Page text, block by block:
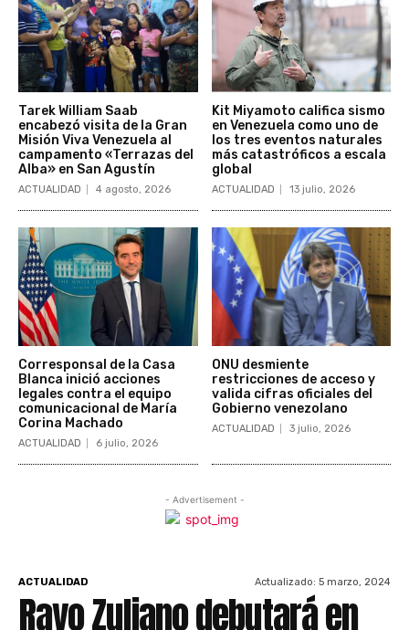
Tarek William Saab
encabezó visita de la Gran
Misión Viva Venezuela al
campamento «Terrazas del
Alba» en San Agustín
ACTUALIDAD 4 agosto, 2026
Kit Miyamoto califica sismo
en Venezuela como uno de
los tres eventos naturales
más catastróficos a escala
global
ACTUALIDAD 13 julio, 2026
Corresponsal de la Casa
Blanca inició acciones
legales contra el equipo
comunicacional de María
Corina Machado
ACTUALIDAD 6 julio, 2026
ONU desmiente
restricciones de acceso y
valida cifras oficiales del
Gobierno venezolano
ACTUALIDAD 3 julio, 2026
- Advertisement -